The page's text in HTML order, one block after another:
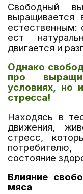
Свободный
выращивается
естественным:
ест
двигается и
Однако
про
условиях, но
стресса!
Находясь в
движения,
стресс,
состояние
Влияние
мяса